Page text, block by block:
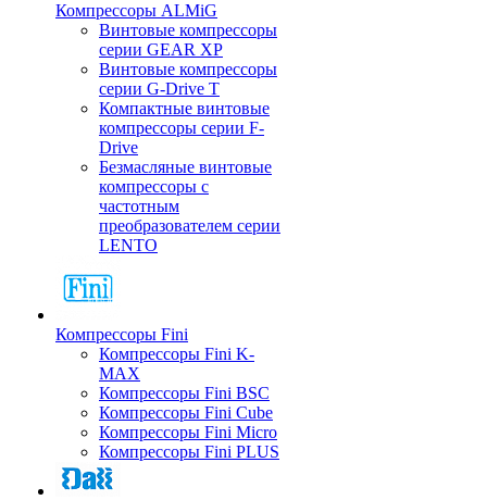
Компрессоры ALMiG
Винтовые компрессоры
серии GEAR XP
Винтовые компрессоры
серии G-Drive T
Компактные винтовые
компрессоры серии F-
Drive
Безмасляные винтовые
компрессоры с
частотным
преобразователем серии
LENTO
Компрессоры Fini
Компрессоры Fini K-
MAX
Компрессоры Fini BSC
Компрессоры Fini Cube
Компрессоры Fini Micro
Компрессоры Fini PLUS